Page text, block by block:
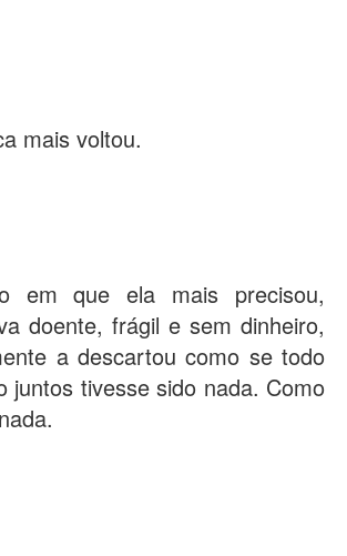
mais voltou.
em que ela mais precisou,
doente, frágil e sem dinheiro,
a descartou como se todo
juntos tivesse sido nada. Como